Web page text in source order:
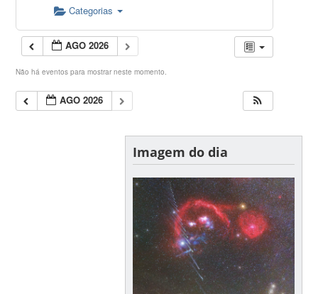
Categorias
AGO 2026
Não há eventos para mostrar neste momento.
AGO 2026
Imagem do dia